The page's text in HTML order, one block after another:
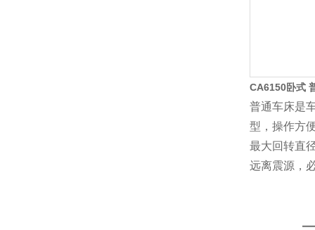
CA6150卧式
普通车床是
型，操作方
最大回转直
远离震源，